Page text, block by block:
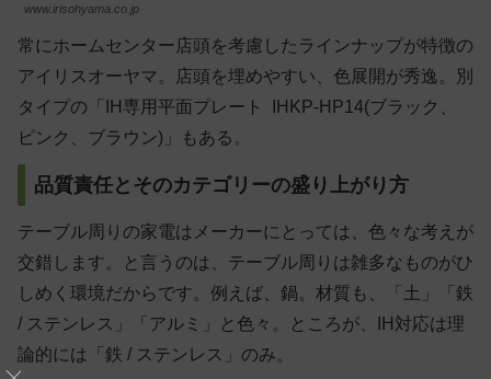
www.irisohyama.co.jp
常にホームセンター店頭を考慮したラインナップが特徴の
アイリスオーヤマ。店頭を埋めやすい、色展開が秀逸。別
タイプの「IH専用平面プレート IHKP-HP14(ブラック、
ピンク、ブラウン)」もある。
品質責任とそのカテゴリーの盛り上がり方
テーブル周りの家電はメーカーにとっては、色々な考えが
交錯します。と言うのは、テーブル周りは雑多なものがひ
しめく環境だからです。例えば、鍋。材質も、「土」「鉄
/ ステンレス」「アルミ」と色々。ところが、IH対応は理
論的には「鉄 / ステンレス」のみ。